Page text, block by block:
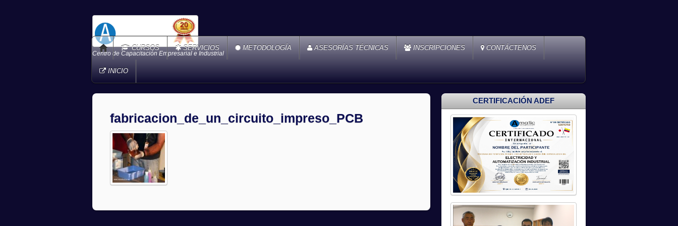
Centro de Capacitación Empresarial e Industrial
CURSOS SERVICIOS METODOLOGÍA ASESORÍAS TÉCNICAS INSCRIPCIONES CONTÁCTENOS
INICIO
fabricacion_de_un_circuito_impreso_PCB
CERTIFICACIÓN ADEF